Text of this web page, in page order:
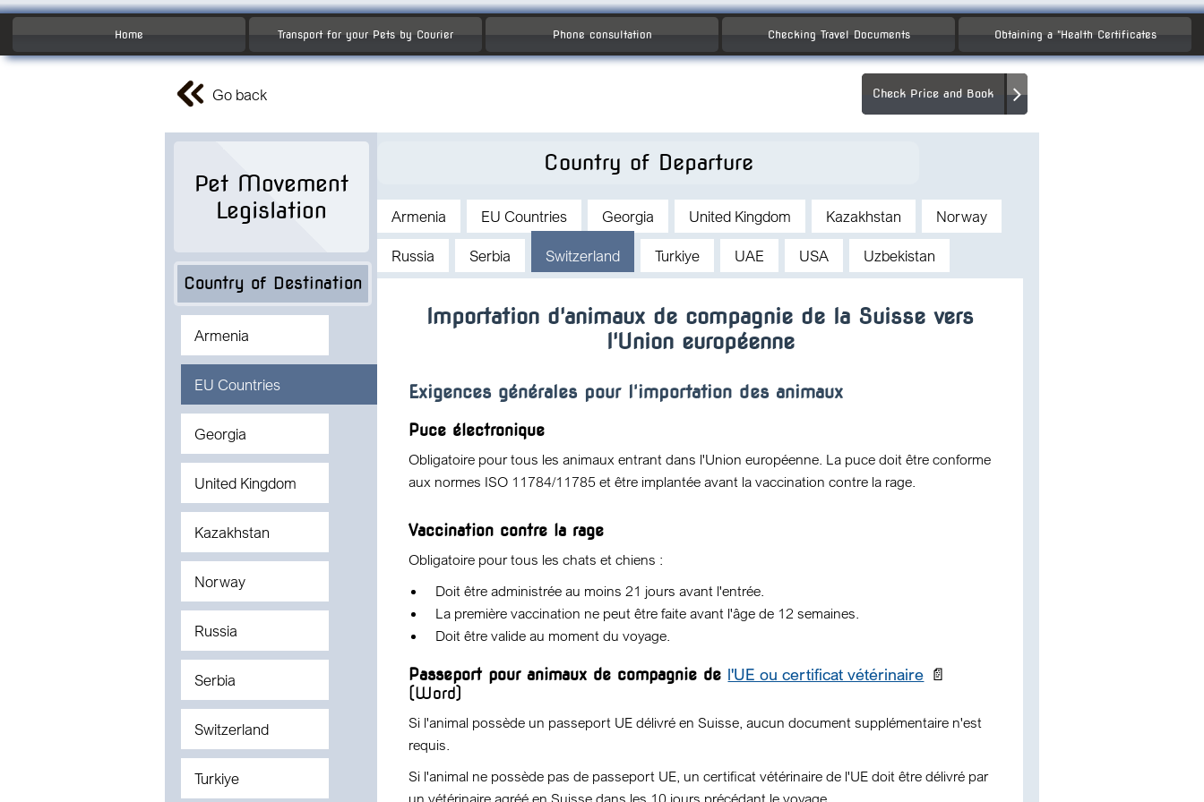
Home Transport for your Pets by Courier Phone consultation Checking Travel Documents Obtaining a "Health Certificates
Go back Check Price and Book
Pet Movement
Legislation
Country of Destination
Armenia
EU Countries
Georgia
United Kingdom
Kazakhstan
Norway
Russia
Serbia
Switzerland
Turkiye
Country of Departure
Armenia EU Countries Georgia United Kingdom Kazakhstan Norway
Russia Serbia Switzerland Turkiye UAE USA Uzbekistan
Importation d'animaux de compagnie de la Suisse vers
l'Union européenne
Exigences générales pour l'importation des animaux
Puce électronique
Obligatoire pour tous les animaux entrant dans l'Union européenne. La puce doit être conforme
aux normes ISO 11784/11785 et être implantée avant la vaccination contre la rage.
Vaccination contre la rage
Obligatoire pour tous les chats et chiens :
Doit être administrée au moins 21 jours avant l'entrée.
La première vaccination ne peut être faite avant l'âge de 12 semaines.
Doit être valide au moment du voyage.
Passeport pour animaux de compagnie de l'UE ou certificat vétérinaire 📄
(Word)
Si l'animal possède un passeport UE délivré en Suisse, aucun document supplémentaire n'est
requis.
Si l'animal ne possède pas de passeport UE, un certificat vétérinaire de l'UE doit être délivré par
un vétérinaire agréé en Suisse dans les 10 jours précédant le voyage.